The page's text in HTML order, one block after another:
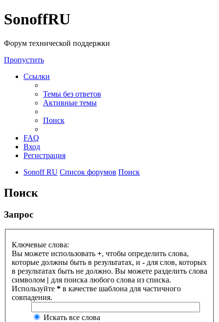
SonoffRU
Форум технической поддержки
Пропустить
Ссылки
Темы без ответов
Активные темы
Поиск
FAQ
Вход
Регистрация
Sonoff RU Список форумов Поиск
Поиск
Запрос
Ключевые слова:
Вы можете использовать +, чтобы определить слова,
которые должны быть в результатах, и - для слов, которых
в результатах быть не должно. Вы можете разделить слова
символом | для поиска любого слова из списка.
Используйте * в качестве шаблона для частичного
совпадения.
Искать все слова